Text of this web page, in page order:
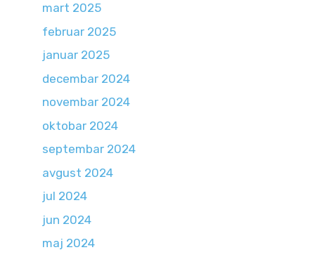
mart 2025
februar 2025
januar 2025
decembar 2024
novembar 2024
oktobar 2024
septembar 2024
avgust 2024
jul 2024
jun 2024
maj 2024